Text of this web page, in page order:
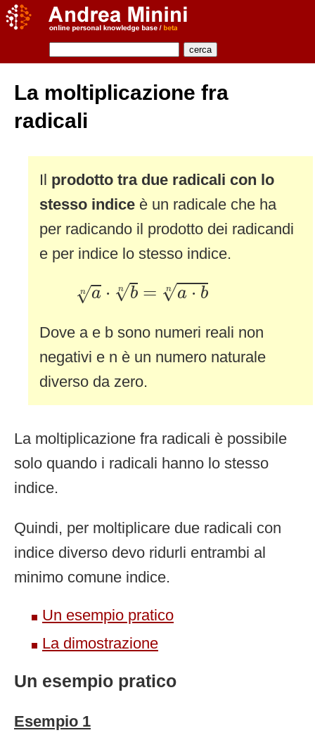
La moltiplicazione fra
radicali
Il prodotto tra due radicali con lo
stesso indice è un radicale che ha
per radicando il prodotto dei radicandi
e per indice lo stesso indice.
n
√a ⋅ n
√b = n
√a ⋅ b
a ⋅bn ⋅bn
Dove a e b sono numeri reali non
negativi e n è un numero naturale
diverso da zero.
La moltiplicazione fra radicali è possibile
solo quando i radicali hanno lo stesso
indice.
Quindi, per moltiplicare due radicali con
indice diverso devo ridurli entrambi al
minimo comune indice.
Un esempio pratico
La dimostrazione
Un esempio pratico
Esempio 1